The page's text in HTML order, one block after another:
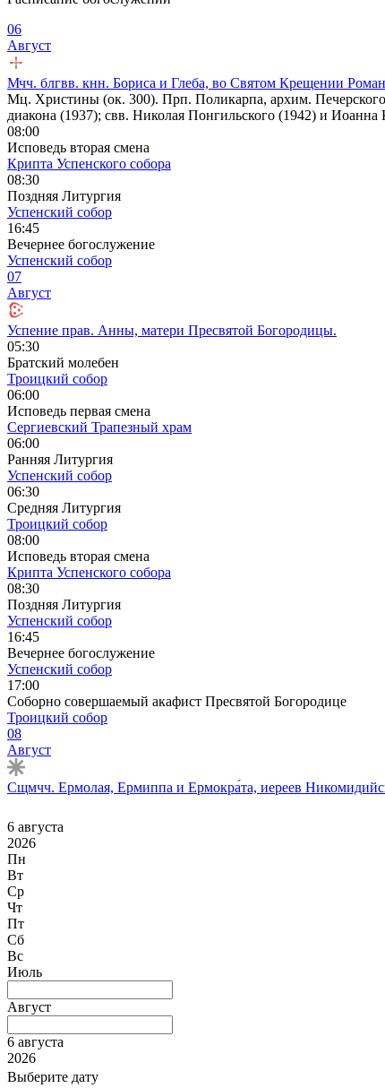
06
Август
Мчч. блгвв. кнн. Бориса и Глеба, во Святом Крещении
Мц. Христины (ок. 300). Прп. Поликарпа, архим.
диакона (1937); свв. Николая Понгильского (1942) и
08:00
Исповедь вторая смена
Крипта Успенского собора
08:30
Поздняя Литургия
Успенский собор
16:45
Вечернее богослужение
Успенский собор
07
Август
Успение прав. Анны, матери Пресвятой Богородицы.
05:30
Братский молебен
Троицкий собор
06:00
Исповедь первая смена
Сергиевский Трапезный храм
06:00
Ранняя Литургия
Успенский собор
06:30
Средняя Литургия
Троицкий собор
08:00
Исповедь вторая смена
Крипта Успенского собора
08:30
Поздняя Литургия
Успенский собор
16:45
Вечернее богослужение
Успенский собор
17:00
Соборно совершаемый акафист Пресвятой Богородице
Троицкий собор
08
Август
Сщмчч. Ермолая, Ермиппа и Ермокра́та, иереев
6 августа
2026
Пн
Вт
Ср
Чт
Пт
Сб
Вс
Июль
Август
6 августа
2026
Выберите дату